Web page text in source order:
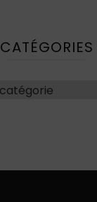
CATÉGORIES